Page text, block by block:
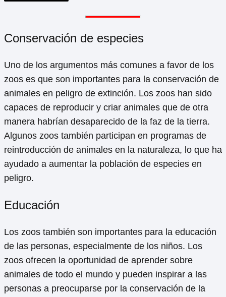
Conservación de especies
Uno de los argumentos más comunes a favor de los
zoos es que son importantes para la conservación de
animales en peligro de extinción. Los zoos han sido
capaces de reproducir y criar animales que de otra
manera habrían desaparecido de la faz de la tierra.
Algunos zoos también participan en programas de
reintroducción de animales en la naturaleza, lo que ha
ayudado a aumentar la población de especies en
peligro.
Educación
Los zoos también son importantes para la educación
de las personas, especialmente de los niños. Los
zoos ofrecen la oportunidad de aprender sobre
animales de todo el mundo y pueden inspirar a las
personas a preocuparse por la conservación de la